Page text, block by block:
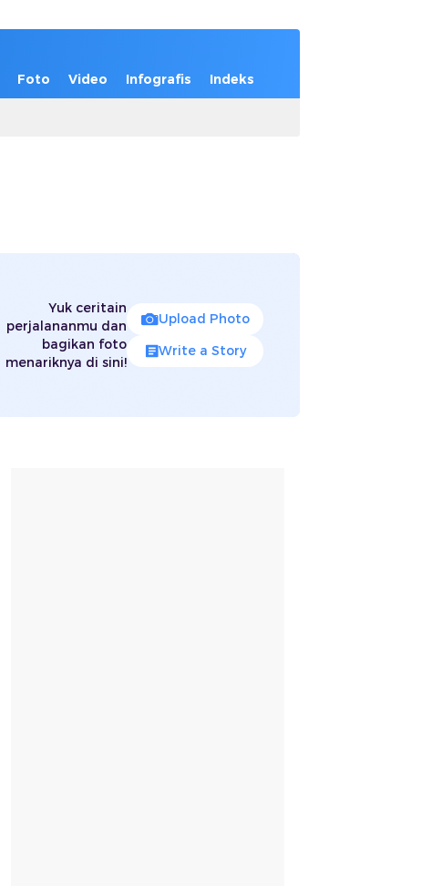
Foto Video Infografis Indeks
Yuk ceritain
perjalananmu dan
bagikan foto
menariknya di sini!
Upload Photo
Write a Story